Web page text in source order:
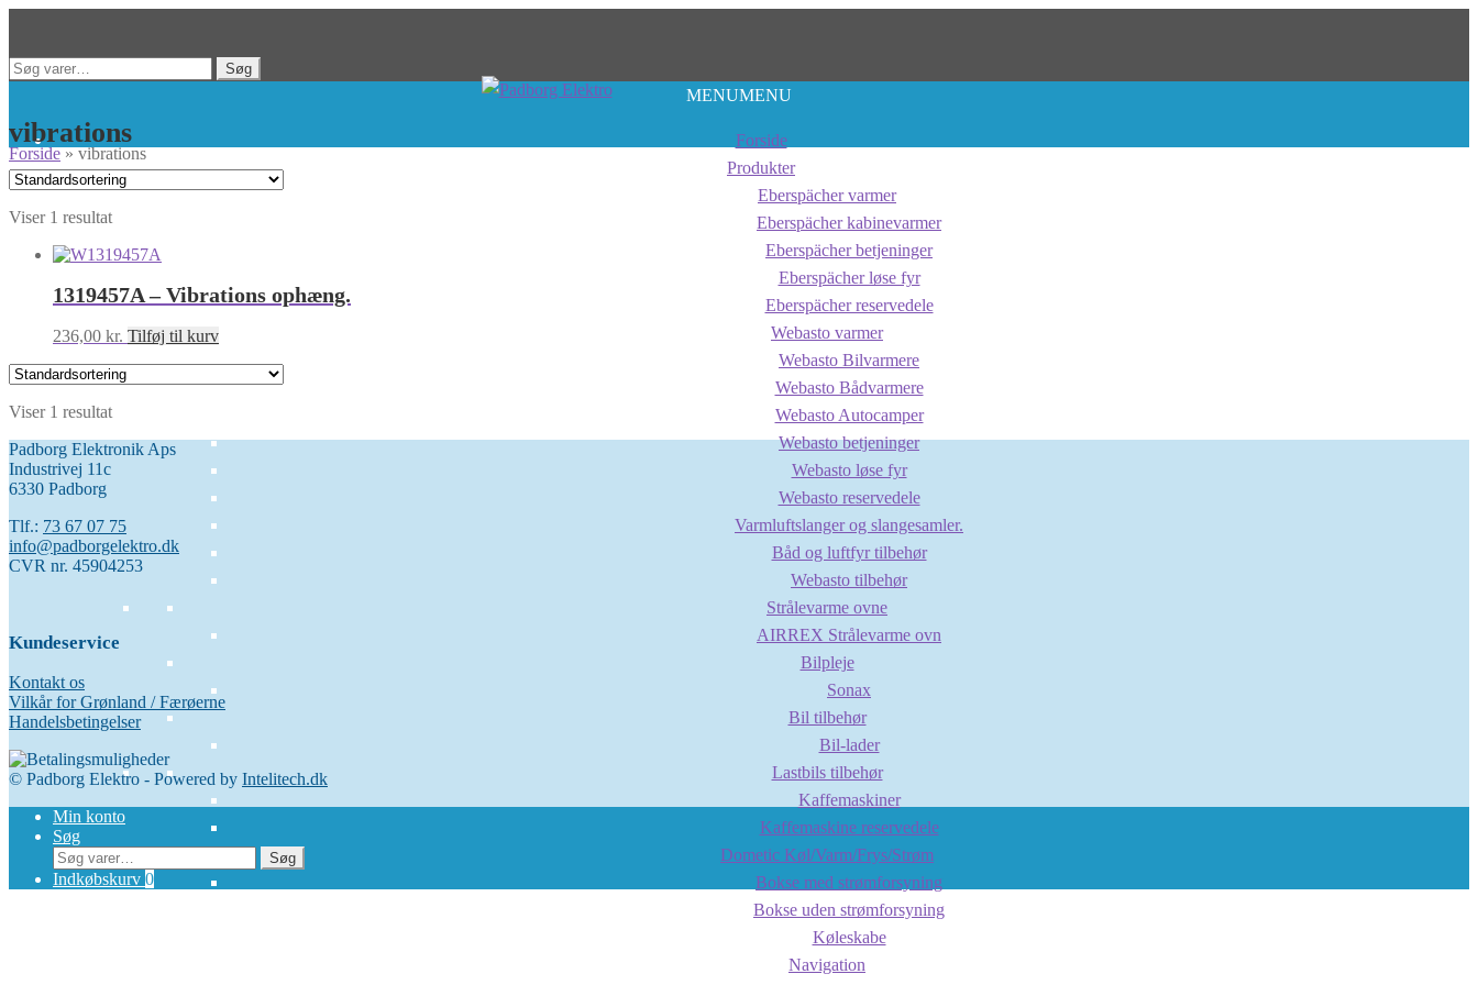
Spring
navigation
Spring
indhold
Søg
Søg
MENUMENU
Forside
Produkter
Eberspächer varmer
Eberspächer kabinevarmer
Eberspächer betjeninger
Eberspächer løse fyr
Eberspächer reservedele
Webasto varmer
Webasto Bilvarmere
Webasto Bådvarmere
Webasto Autocamper
Webasto betjeninger
Webasto løse fyr
Webasto reservedele
Varmluftslanger og slangesamler.
Båd og luftfyr tilbehør
Webasto tilbehør
Strålevarme ovne
AIRREX Strålevarme ovn
Bilpleje
Sonax
Bil tilbehør
Bil-lader
Lastbils tilbehør
Kaffemaskiner
Kaffemaskine reservedele
Dometic Køl/Varm/Frys/Strøm
Bokse med strømforsyning
Bokse uden strømforsyning
Køleskabe
Navigation
Forside»vibrations
vibrations
Viser 1 resultat
1319457A – Vibrations ophæng.
236,00 kr. Tilføj til kurv
Viser 1 resultat
Padborg Elektronik Aps
Industrivej 11c
6330 Padborg
Tlf.: 73 67 07 75
info@padborgelektro.dk
CVR nr. 45904253
Kundeservice
Kontakt os
Vilkår for Grønland / Færøerne
Handelsbetingelser
© Padborg Elektro - Powered by Intelitech.dk
Min konto
Søg
Søg
efter:
Søg
Indkøbskurv 0